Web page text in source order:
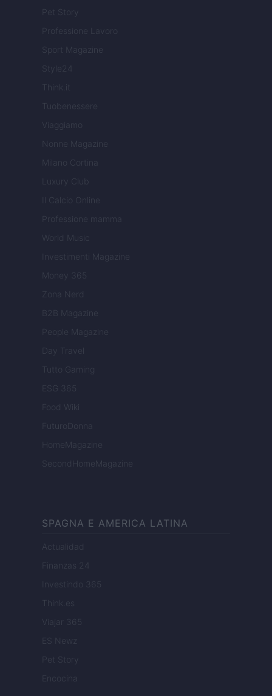
Pet Story
Professione Lavoro
Sport Magazine
Style24
Think.it
Tuobenessere
Viaggiamo
Nonne Magazine
Milano Cortina
Luxury Club
Il Calcio Online
Professione mamma
World Music
Investimenti Magazine
Money 365
Zona Nerd
B2B Magazine
People Magazine
Day Travel
Tutto Gaming
ESG 365
Food Wiki
FuturoDonna
HomeMagazine
SecondHomeMagazine
SPAGNA E AMERICA LATINA
Actualidad
Finanzas 24
Investindo 365
Think.es
Viajar 365
ES Newz
Pet Story
Encocina